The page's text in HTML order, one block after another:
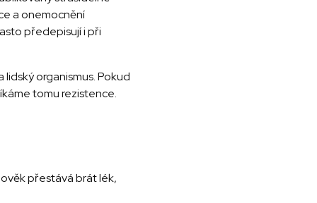
a onemocnění
předepisují i při
organismus. Pokud
tomu rezistence.
přestává brát lék,